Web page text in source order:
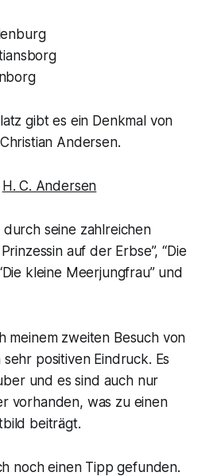
gibt es ein Denkmal von
Andersen.
seine zahlreichen
auf der Erbse”, “Die
kleine Meerjungfrau” und
meinem zweiten Besuch von
positiven Eindruck. Es
und es sind auch nur
vorhanden, was zu einen
beiträgt.
noch einen Tipp gefunden.